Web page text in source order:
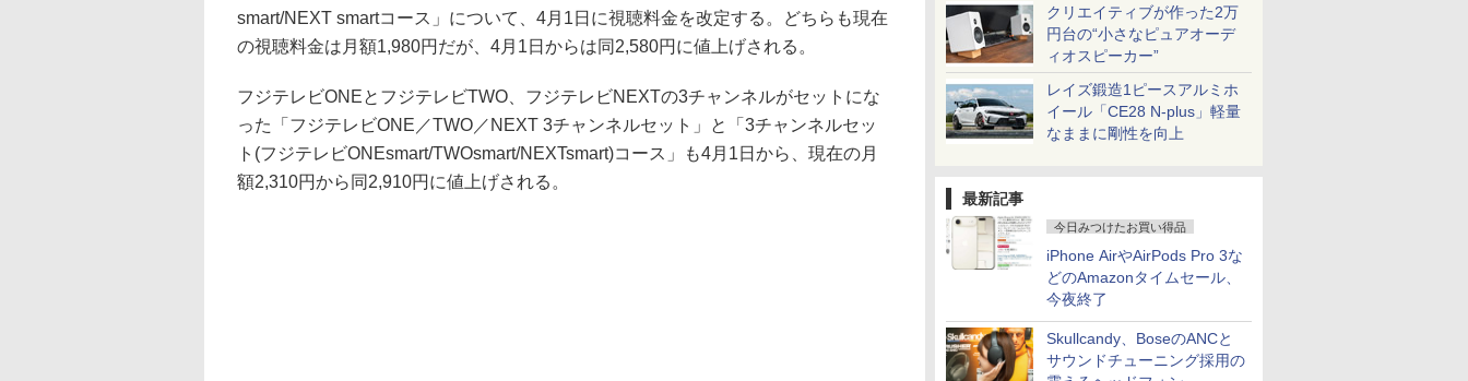
クリエイティブが作った2万
円台の“小さなピュアオーデ
ィオスピーカー”
レイズ鍛造1ピースアルミホ
イール「CE28 N-plus」軽量
なままに剛性を向上
最新記事
今日みつけたお買い得品
iPhone AirやAirPods Pro 3な
どのAmazonタイムセール、
今夜終了
Skullcandy、BoseのANCと
サウンドチューニング採用の
smart/NEXT smartコース」について、4月1日に視聴料金を改定する。どちらも現在
の視聴料金は月額1,980円だが、4月1日からは同2,580円に値上げされる。
フジテレビONEとフジテレビTWO、フジテレビNEXTの3チャンネルがセットにな
った「フジテレビONE／TWO／NEXT 3チャンネルセット」と「3チャンネルセッ
ト(フジテレビONEsmart/TWOsmart/NEXTsmart)コース」も4月1日から、現在の月
額2,310円から同2,910円に値上げされる。